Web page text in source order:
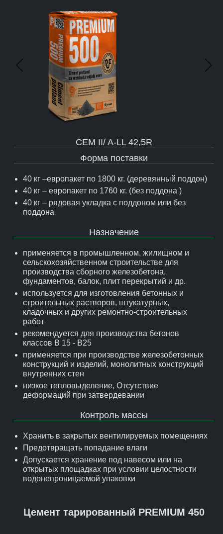
Предыдущий
CEM II/ A-LL 42,5R
Форма поставки
40 кг –европакет по 1800 кг. (деревянный поддон)
40 кг – европакет по 1760 кг. (без поддона )
40 кг – рядовая укладка с поддоном или без
поддона
Назначение
применяется в промышленном, жилищном и
сельскохозяйственном строительстве для
производства сборного железобетона,
фундаментов, балок, плит перекрытий и др.
используется для изготовления бетонных и
строительных растворов, штукатурных,
кладочных и других ремонтно-строительных
работ
рекомендуется для производства бетонов
классов В 15 - В25
применяется при производстве железобетонных
конструкций и изделий, монолитных конструкций
внутренних стен
низкое тепловыделение, Отсутствие
деформаций при затвердевании
Контроль массы
Хранить в закрытых вентилируемых помещениях
Предотвращать попадание влаги
Допускается хранение под навесом или на
открытых площадках при условии целостности
водонепроницаемой упаковки
Цемент тарированный PREMIUM 450